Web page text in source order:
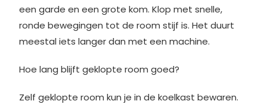
een garde en een grote kom. Klop met snelle,
ronde bewegingen tot de room stijf is. Het duurt
meestal iets langer dan met een machine.
Hoe lang blijft geklopte room goed?
Zelf geklopte room kun je in de koelkast bewaren.